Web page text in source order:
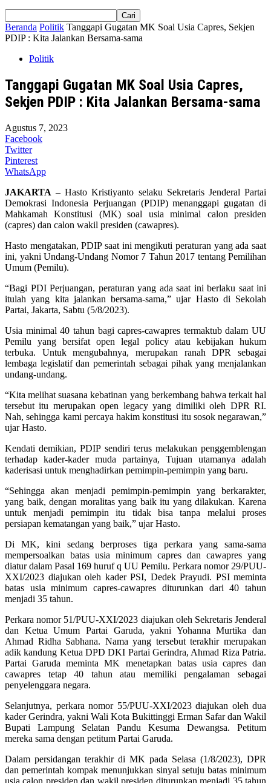
Beranda Politik Tanggapi Gugatan MK Soal Usia Capres, Sekjen
PDIP : Kita Jalankan Bersama-sama
Politik
Tanggapi Gugatan MK Soal Usia Capres,
Sekjen PDIP : Kita Jalankan Bersama-sama
Agustus 7, 2023
Facebook
Twitter
Pinterest
WhatsApp
JAKARTA – Hasto Kristiyanto selaku Sekretaris Jenderal Partai
Demokrasi Indonesia Perjuangan (PDIP) menanggapi gugatan di
Mahkamah Konstitusi (MK) soal usia minimal calon presiden
(capres) dan calon wakil presiden (cawapres).
Hasto mengatakan, PDIP saat ini mengikuti peraturan yang ada saat
ini, yakni Undang-Undang Nomor 7 Tahun 2017 tentang Pemilihan
Umum (Pemilu).
“Bagi PDI Perjuangan, peraturan yang ada saat ini berlaku saat ini
itulah yang kita jalankan bersama-sama,” ujar Hasto di Sekolah
Partai, Jakarta, Sabtu (5/8/2023).
Usia minimal 40 tahun bagi capres-cawapres termaktub dalam UU
Pemilu yang bersifat open legal policy atau kebijakan hukum
terbuka. Untuk mengubahnya, merupakan ranah DPR sebagai
lembaga legislatif dan pemerintah sebagai pihak yang menjalankan
undang-undang.
“Kita melihat suasana kebatinan yang berkembang bahwa terkait hal
tersebut itu merupakan open legacy yang dimiliki oleh DPR RI.
Nah, sehingga kami percaya hakim konstitusi itu sosok negarawan,”
ujar Hasto.
Kendati demikian, PDIP sendiri terus melakukan penggemblengan
terhadap kader-kader muda partainya, Tujuan utamanya adalah
kaderisasi untuk menghadirkan pemimpin-pemimpin yang baru.
“Sehingga akan menjadi pemimpin-pemimpin yang berkarakter,
yang baik, dengan moralitas yang baik itu yang dilakukan. Karena
untuk menjadi pemimpin itu tidak bisa tanpa melalui proses
persiapan kematangan yang baik,” ujar Hasto.
Di MK, kini sedang berproses tiga perkara yang sama-sama
mempersoalkan batas usia minimum capres dan cawapres yang
diatur dalam Pasal 169 huruf q UU Pemilu. Perkara nomor 29/PUU-
XXI/2023 diajukan oleh kader PSI, Dedek Prayudi. PSI meminta
batas usia minimum capres-cawapres diturunkan dari 40 tahun
menjadi 35 tahun.
Perkara nomor 51/PUU-XXI/2023 diajukan oleh Sekretaris Jenderal
dan Ketua Umum Partai Garuda, yakni Yohanna Murtika dan
Ahmad Ridha Sabhana. Nama yang tersebut terakhir merupakan
adik kandung Ketua DPD DKI Partai Gerindra, Ahmad Riza Patria.
Partai Garuda meminta MK menetapkan batas usia capres dan
cawapres tetap 40 tahun atau memiliki pengalaman sebagai
penyelenggara negara.
Selanjutnya, perkara nomor 55/PUU-XXI/2023 diajukan oleh dua
kader Gerindra, yakni Wali Kota Bukittinggi Erman Safar dan Wakil
Bupati Lampung Selatan Pandu Kesuma Dewangsa. Petitum
mereka sama dengan petitum Partai Garuda.
Dalam persidangan terakhir di MK pada Selasa (1/8/2023), DPR
dan pemerintah kompak menunjukkan sinyal setuju batas minimum
usia calon presiden dan wakil presiden diturunkan menjadi 35 tahun